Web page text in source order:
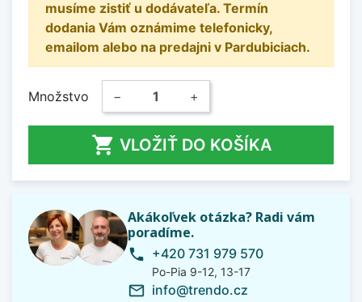
musíme zistiť u dodávateľa. Termín
dodania Vám oznámime telefonicky,
emailom alebo na predajni v Pardubiciach.
Množstvo − +
 VLOŽIŤ DO KOŠÍKA
Akákoľvek otázka? Radi vám
poradíme.
phone +420 731 979 570
Po-Pia 9-12, 13-17
mail_outline info@trendo.cz